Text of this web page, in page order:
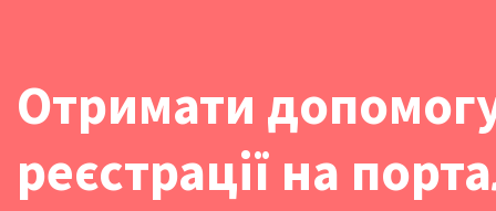
Отримати
реєстрації на